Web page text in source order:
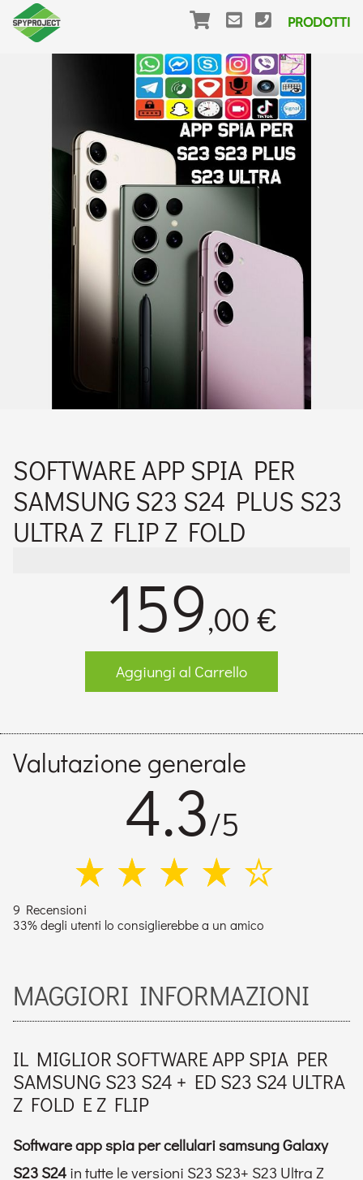
PRODOTTI
SOFTWARE APP SPIA PER
SAMSUNG S23 S24 PLUS S23
ULTRA Z FLIP Z FOLD
159,00 €
Aggiungi al Carrello
Valutazione generale
4.3/5
9 Recensioni
33% degli utenti lo consiglierebbe a un amico
MAGGIORI INFORMAZIONI
IL MIGLIOR SOFTWARE APP SPIA PER
SAMSUNG S23 S24 + ED S23 S24 ULTRA
Z FOLD E Z FLIP
Software app spia per cellulari samsung Galaxy
S23 S24 in tutte le versioni S23 S23+ S23 Ultra Z